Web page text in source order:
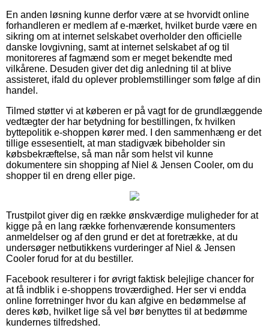
En anden løsning kunne derfor være at se hvorvidt online
forhandleren er medlem af e-mærket, hvilket burde være en
sikring om at internet selskabet overholder den officielle
danske lovgivning, samt at internet selskabet af og til
monitoreres af fagmænd som er meget bekendte med
vilkårene. Desuden giver det dig anledning til at blive
assisteret, ifald du oplever problemstillinger som følge af din
handel.
Tilmed støtter vi at køberen er på vagt for de grundlæggende
vedtægter der har betydning for bestillingen, fx hvilken
byttepolitik e-shoppen kører med. I den sammenhæng er det
tillige essesentielt, at man stadigvæk bibeholder sin
købsbekræftelse, så man når som helst vil kunne
dokumentere sin shopping af Niel & Jensen Cooler, om du
shopper til en dreng eller pige.
Trustpilot giver dig en række ønskværdige muligheder for at
kigge på en lang række forhenværende konsumenters
anmeldelser og af den grund er det at foretrække, at du
undersøger netbutikkens vurderinger af Niel & Jensen
Cooler forud for at du bestiller.
Facebook resulterer i for øvrigt faktisk belejlige chancer for
at få indblik i e-shoppens troværdighed. Her ser vi endda
online forretninger hvor du kan afgive en bedømmelse af
deres køb, hvilket lige så vel bør benyttes til at bedømme
kundernes tilfredshed.